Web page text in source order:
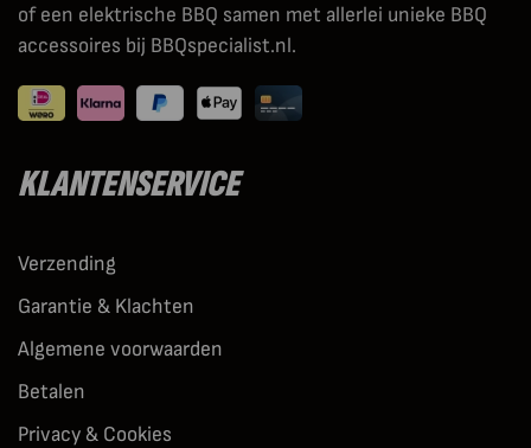
of een elektrische BBQ samen met allerlei unieke BBQ
accessoires bij BBQspecialist.nl.
KLANTENSERVICE
Verzending
Garantie & Klachten
Algemene voorwaarden
Betalen
Privacy & Cookies